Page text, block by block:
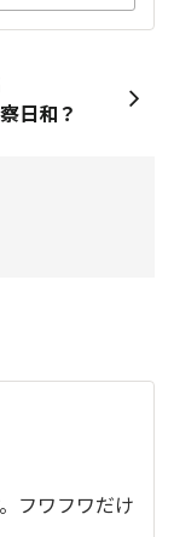
日和？
フワフワだけ